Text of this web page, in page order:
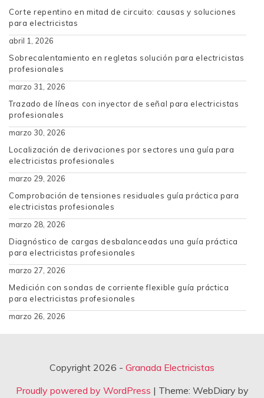
Corte repentino en mitad de circuito: causas y soluciones
para electricistas
abril 1, 2026
Sobrecalentamiento en regletas solución para electricistas
profesionales
marzo 31, 2026
Trazado de líneas con inyector de señal para electricistas
profesionales
marzo 30, 2026
Localización de derivaciones por sectores una guía para
electricistas profesionales
marzo 29, 2026
Comprobación de tensiones residuales guía práctica para
electricistas profesionales
marzo 28, 2026
Diagnóstico de cargas desbalanceadas una guía práctica
para electricistas profesionales
marzo 27, 2026
Medición con sondas de corriente flexible guía práctica
para electricistas profesionales
marzo 26, 2026
Copyright 2026 - Granada Electricistas
Proudly powered by WordPress | Theme: WebDiary by